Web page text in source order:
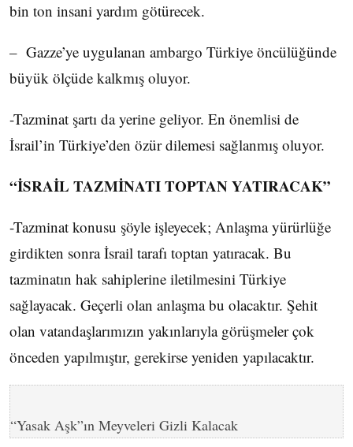
bin ton insani yardım götürecek.
– Gazze’ye uygulanan ambargo Türkiye öncülüğünde
büyük ölçüde kalkmış oluyor.
-Tazminat şartı da yerine geliyor. En önemlisi de
İsrail’in Türkiye’den özür dilemesi sağlanmış oluyor.
“İSRAİL TAZMİNATI TOPTAN YATIRACAK”
-Tazminat konusu şöyle işleyecek; Anlaşma yürürlüğe
girdikten sonra İsrail tarafı toptan yatıracak. Bu
tazminatın hak sahiplerine iletilmesini Türkiye
sağlayacak. Geçerli olan anlaşma bu olacaktır. Şehit
olan vatandaşlarımızın yakınlarıyla görüşmeler çok
önceden yapılmıştır, gerekirse yeniden yapılacaktır.
“Yasak Aşk”ın Meyveleri Gizli Kalacak